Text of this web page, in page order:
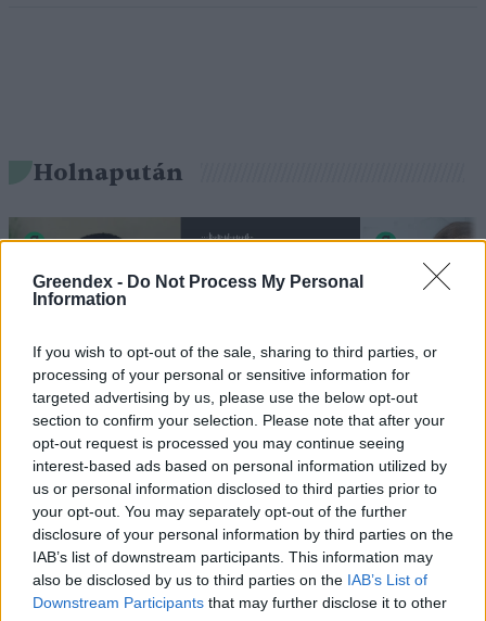
Greendex - Do Not Process My Personal
Information
If you wish to opt-out of the sale, sharing to third parties, or
processing of your personal or sensitive information for
targeted advertising by us, please use the below opt-out
section to confirm your selection. Please note that after your
opt-out request is processed you may continue seeing
interest-based ads based on personal information utilized by
us or personal information disclosed to third parties prior to
your opt-out. You may separately opt-out of the further
disclosure of your personal information by third parties on the
IAB’s list of downstream participants. This information may
also be disclosed by us to third parties on the IAB’s List of
Downstream Participants that may further disclose it to other
Holnapután
„Mindegy már, hogy milyen
víz, csak víz legyen” |
Holnapután
Greendex 55:58
A
az ember
Greendex